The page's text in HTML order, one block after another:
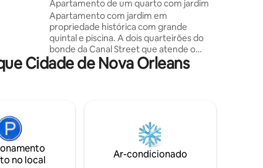
Apartamento de um quarto com jardim
Apartamento com jardim em
propriedade histórica com grande
quintal e piscina. A dois quarteirões do
bonde da Canal Street que atende o
French Quarter. Perto do belo City Park.
Quarteirões de distância de restaurantes
comum. Somente hóspedes registrados
podem acessar a propriedade, incluindo
a piscina. NÃO são permitidos ANIMAIS
DE ESTIMAÇÃO, pois já há um cão muito
Cidade de Nova Orleans
no local
Ar-condicionado